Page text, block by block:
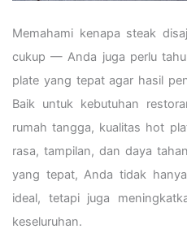
Memahami kenapa steak
cukup — Anda juga perlu
plate yang tepat agar hasil
Baik untuk kebutuhan
rumah tangga, kualitas hot
rasa, tampilan, dan daya
yang tepat, Anda tidak
ideal, tetapi juga
keseluruhan.